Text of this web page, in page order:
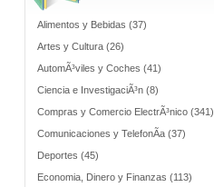
Alimentos y Bebidas (37)
Artes y Cultura (26)
AutomÃ³viles y Coches (41)
Ciencia e InvestigaciÃ³n (8)
Compras y Comercio ElectrÃ³nico (341)
Comunicaciones y TelefonÃ­a (37)
Deportes (45)
Economia, Dinero y Finanzas (113)